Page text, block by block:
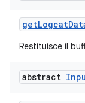
getLogcat
Restituisce il
abstract